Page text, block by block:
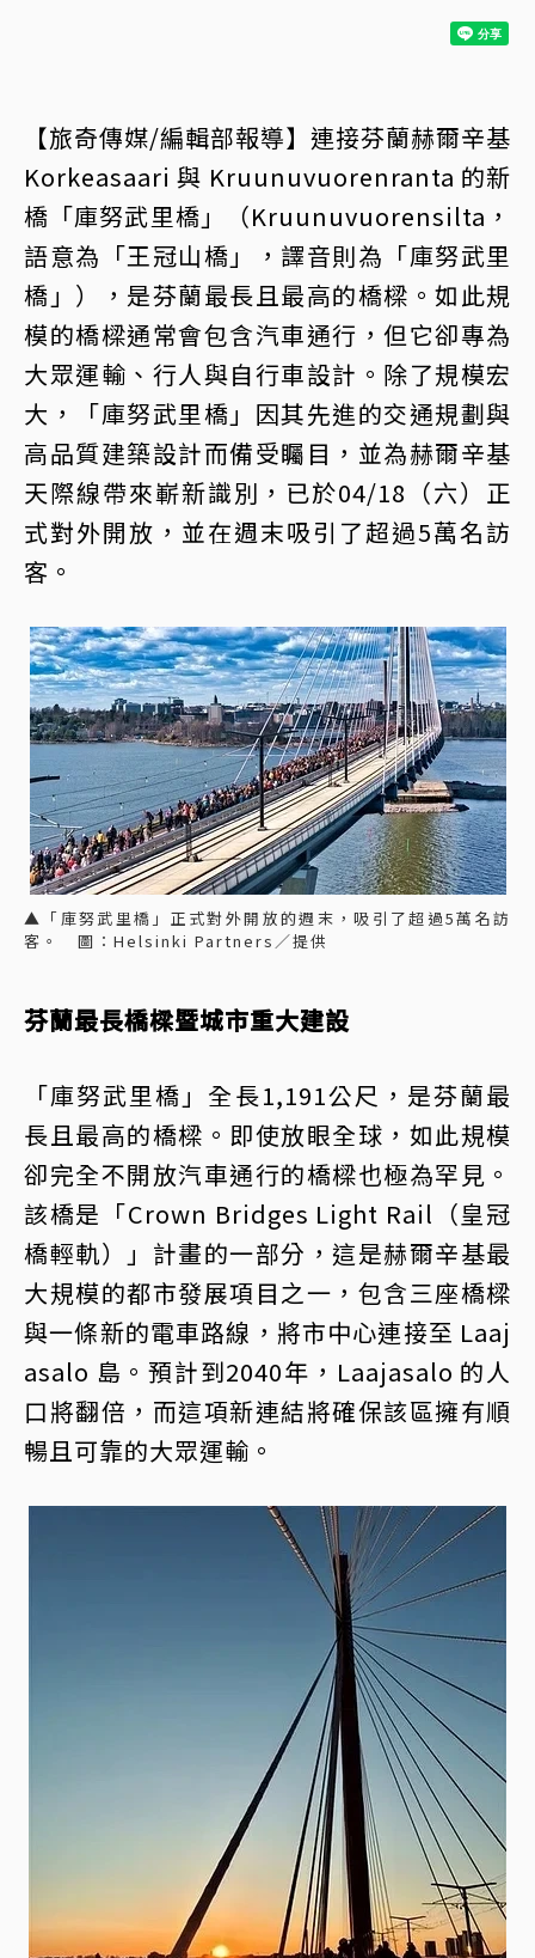
【旅奇傳媒/編輯部報導】連接芬蘭赫爾辛基
Korkeasaari 與 Kruunuvuorenranta 的新
橋「庫努武里橋」（Kruunuvuorensilta，
語意為「王冠山橋」，譯音則為「庫努武里
橋」），是芬蘭最長且最高的橋樑。如此規
模的橋樑通常會包含汽車通行，但它卻專為
大眾運輸、行人與自行車設計。除了規模宏
大，「庫努武里橋」因其先進的交通規劃與
高品質建築設計而備受矚目，並為赫爾辛基
天際線帶來嶄新識別，已於04/18（六）正
式對外開放，並在週末吸引了超過5萬名訪
客。
▲「庫努武里橋」正式對外開放的週末，吸引了超過5萬名訪
客。 圖：Helsinki Partners／提供
芬蘭最長橋樑暨城市重大建設
「庫努武里橋」全長1,191公尺，是芬蘭最
長且最高的橋樑。即使放眼全球，如此規模
卻完全不開放汽車通行的橋樑也極為罕見。
該橋是「Crown Bridges Light Rail（皇冠
橋輕軌）」計畫的一部分，這是赫爾辛基最
大規模的都市發展項目之一，包含三座橋樑
與一條新的電車路線，將市中心連接至 Laaj
asalo 島。預計到2040年，Laajasalo 的人
口將翻倍，而這項新連結將確保該區擁有順
暢且可靠的大眾運輸。